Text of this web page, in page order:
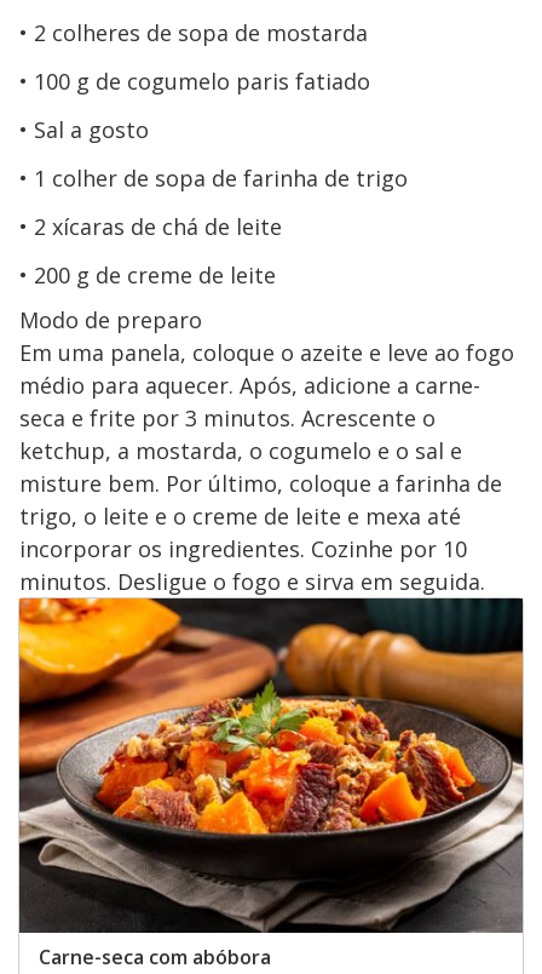
2 colheres de sopa de mostarda
100 g de cogumelo paris fatiado
Sal a gosto
1 colher de sopa de farinha de trigo
2 xícaras de chá de leite
200 g de creme de leite
Modo de preparo
Em uma panela, coloque o azeite e leve ao fogo
médio para aquecer. Após, adicione a carne-
seca e frite por 3 minutos. Acrescente o
ketchup, a mostarda, o cogumelo e o sal e
misture bem. Por último, coloque a farinha de
trigo, o leite e o creme de leite e mexa até
incorporar os ingredientes. Cozinhe por 10
minutos. Desligue o fogo e sirva em seguida.
Carne-seca com abóbora